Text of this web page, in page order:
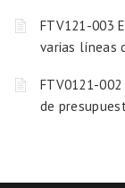
FTV121-003
varias líneas
FTV0121-
de